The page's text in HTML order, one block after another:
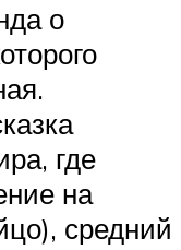
о
где
на
средний